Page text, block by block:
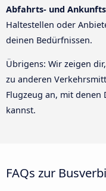
Abfahrts- und
Haltestellen oder
deinen Bedürfnissen.
Übrigens: Wir zeigen
zu anderen
Flugzeug an, mit denen
kannst.
FAQs zur